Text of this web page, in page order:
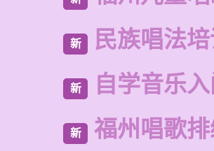
新 民族唱法
新 自学音乐
新 福州唱歌